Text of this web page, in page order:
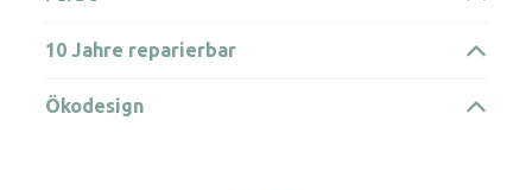
10 Jahre reparierbar
Ökodesign